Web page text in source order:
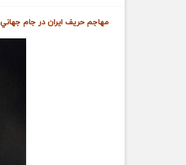
مهاجم حريف ايران در جام جهاني 2014 برزيل تاکيد کرد در اين رقابت‌ها هيچ حريف و تيم آساني وجود ندارد.